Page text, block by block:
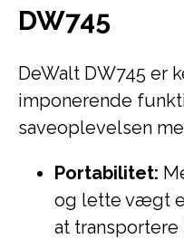
DW745
DeWalt DW745 er
imponerende
saveoplevelsen
Portabilitet:
og lette vægt
at